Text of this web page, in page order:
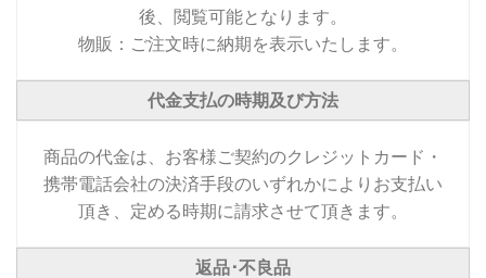
後、閲覧可能となります。
物販：ご注文時に納期を表示いたします。
代金支払の時期及び方法
商品の代金は、お客様ご契約のクレジットカード・
携帯電話会社の決済手段のいずれかによりお支払い
頂き、定める時期に請求させて頂きます。
返品･不良品